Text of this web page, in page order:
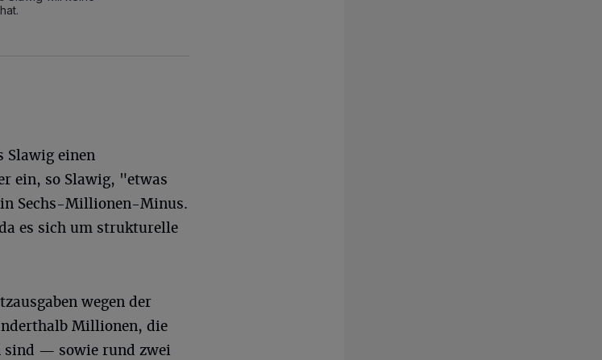
Slawig einen
ein, so Slawig, "etwas
Sechs-Millionen-Minus.
es sich um strukturelle
wegen der
Millionen, die
sind — sowie rund zwei